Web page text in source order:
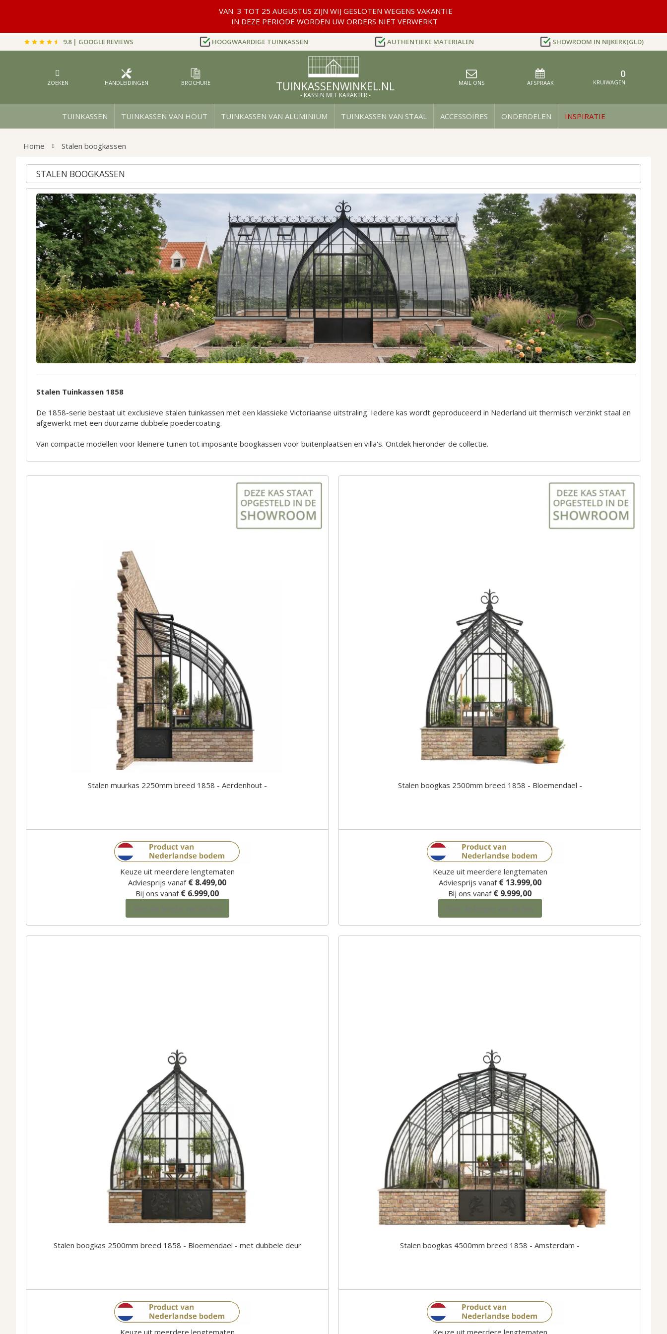
VAN 3 TOT 25 AUGUSTUS ZIJN WIJ GESLOTEN WEGENS VAKANTIE
IN DEZE PERIODE WORDEN UW ORDERS NIET VERWERKT
9.8 | GOOGLE REVIEWS HOOGWAARDIGE TUINKASSEN AUTHENTIEKE MATERIALEN SHOWROOM IN NIJKERK(GLD)
Ga
ZOEKEN HANDLEIDINGEN BROCHURE TUINKASSENWINKEL.NL
- KASSEN MET KARAKTER -
MAIL ONS AFSPRAAK Cart
0
TUINKASSEN TUINKASSEN VAN HOUT TUINKASSEN VAN ALUMINIUM TUINKASSEN VAN STAAL ACCESSOIRES ONDERDELEN INSPIRATIE
Home Stalen boogkassen
STALEN BOOGKASSEN
Stalen Tuinkassen 1858
De 1858-serie bestaat uit exclusieve stalen tuinkassen met een klassieke Victoriaanse uitstraling. Iedere kas wordt geproduceerd in Nederland uit thermisch verzinkt staal en
afgewerkt met een duurzame dubbele poedercoating.
Van compacte modellen voor kleinere tuinen tot imposante boogkassen voor buitenplaatsen en villa's. Ontdek hieronder de collectie.
Stalen muurkas 2250mm breed 1858 - Aerdenhout -
Keuze uit meerdere lengtematen
Adviesprijs vanaf € 8.499,00
Bij ons vanaf € 6.999,00
Kies de lengte van de kas
Stalen boogkas 2500mm breed 1858 - Bloemendael -
Keuze uit meerdere lengtematen
Adviesprijs vanaf € 13.999,00
Bij ons vanaf € 9.999,00
Kies de lengte van de kas
Stalen boogkas 2500mm breed 1858 - Bloemendael - met dubbele deur Stalen boogkas 4500mm breed 1858 - Amsterdam -